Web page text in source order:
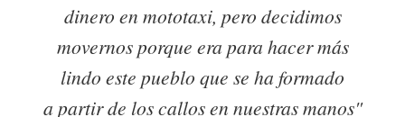
dinero en mototaxi, pero decidimos
movernos porque era para hacer más
lindo este pueblo que se ha formado
a partir de los callos en nuestras manos"